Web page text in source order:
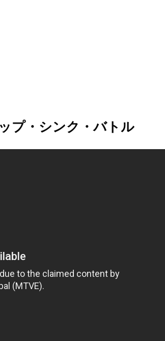
プ・シンク・バトル